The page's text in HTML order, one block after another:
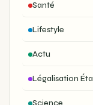
Santé
Lifestyle
Actu
Légalisation